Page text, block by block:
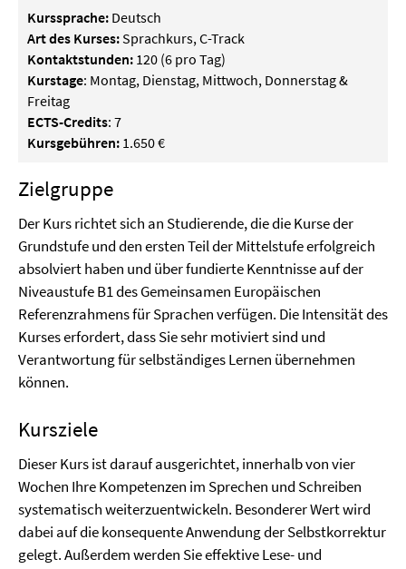
Kurssprache: Deutsch
Art des Kurses:Sprachkurs, C-Track
Kontaktstunden: 120 (6 pro Tag)
Kurstage: Montag, Dienstag, Mittwoch, Donnerstag &
Freitag
ECTS-Credits: 7
Kursgebühren: 1.650 €
Zielgruppe
Der Kurs richtet sich an Studierende, die die Kurse der
Grundstufe und den ersten Teil der Mittelstufe erfolgreich
absolviert haben und über fundierte Kenntnisse auf der
Niveaustufe B1 des Gemeinsamen Europäischen
Referenzrahmens für Sprachen verfügen. Die Intensität des
Kurses erfordert, dass Sie sehr motiviert sind und
Verantwortung für selbständiges Lernen übernehmen
können.
Kursziele
Dieser Kurs ist darauf ausgerichtet, innerhalb von vier
Wochen Ihre Kompetenzen im Sprechen und Schreiben
systematisch weiterzuentwickeln. Besonderer Wert wird
dabei auf die konsequente Anwendung der Selbstkorrektur
gelegt. Außerdem werden Sie effektive Lese- und